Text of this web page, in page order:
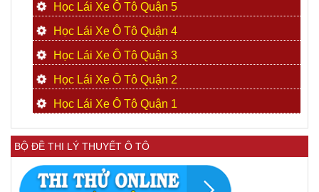
Học Lái Xe Ô Tô Quận 5
Học Lái Xe Ô Tô Quận 4
Học Lái Xe Ô Tô Quận 3
Học Lái Xe Ô Tô Quận 2
Học Lái Xe Ô Tô Quận 1
BỘ ĐỀ THI LÝ THUYẾT Ô TÔ